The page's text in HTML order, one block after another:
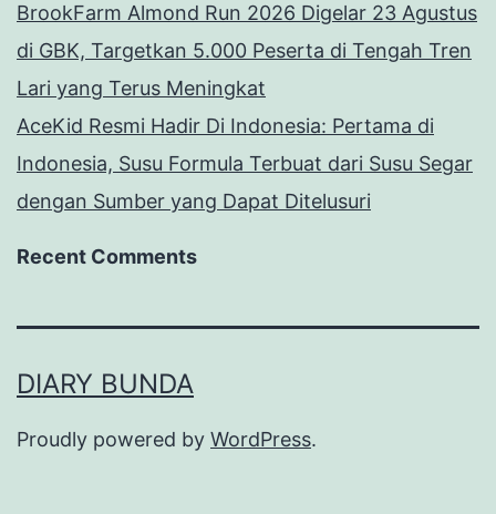
BrookFarm Almond Run 2026 Digelar 23 Agustus
di GBK, Targetkan 5.000 Peserta di Tengah Tren
Lari yang Terus Meningkat
AceKid Resmi Hadir Di Indonesia: Pertama di
Indonesia, Susu Formula Terbuat dari Susu Segar
dengan Sumber yang Dapat Ditelusuri
Recent Comments
DIARY BUNDA
Proudly powered by WordPress.